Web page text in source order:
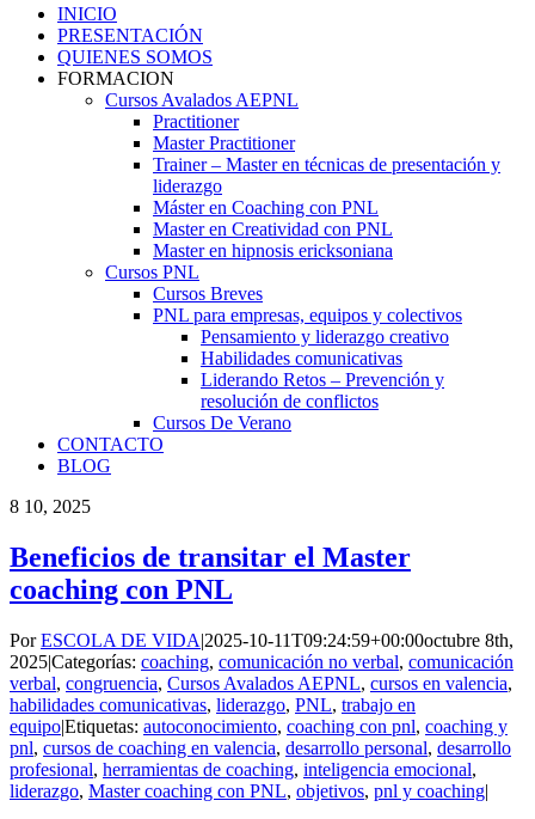
INICIO
PRESENTACIÓN
QUIENES SOMOS
FORMACION
Cursos Avalados AEPNL
Practitioner
Master Practitioner
Trainer – Master en técnicas de presentación y
liderazgo
Máster en Coaching con PNL
Master en Creatividad con PNL
Master en hipnosis ericksoniana
Cursos PNL
Cursos Breves
PNL para empresas, equipos y colectivos
Pensamiento y liderazgo creativo
Habilidades comunicativas
Liderando Retos – Prevención y
resolución de conflictos
Cursos De Verano
CONTACTO
BLOG
8 10, 2025
Beneficios de transitar el Master
coaching con PNL
PorESCOLA DE VIDA|2025-10-11T09:24:59+00:00octubre 8th,
2025|Categorías: coaching, comunicación no verbal, comunicación
verbal, congruencia, Cursos Avalados AEPNL, cursos en valencia,
habilidades comunicativas, liderazgo, PNL, trabajo en
equipo|Etiquetas: autoconocimiento, coaching con pnl, coaching y
pnl, cursos de coaching en valencia, desarrollo personal, desarrollo
profesional, herramientas de coaching, inteligencia emocional,
liderazgo, Master coaching con PNL, objetivos, pnl y coaching|